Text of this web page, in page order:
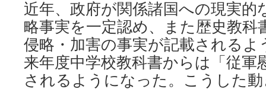
近年、政府が関係諸国への現実的
略事実を一定認め、また歴史教科
侵略・加害の事実が記載される
来年度中学校教科書からは「従軍
されるようになった。こうした